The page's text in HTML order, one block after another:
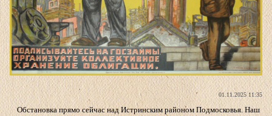
01.11.2025 11:35
Обстановка прямо сейчас над Истринским районом Подмосковья. Наш